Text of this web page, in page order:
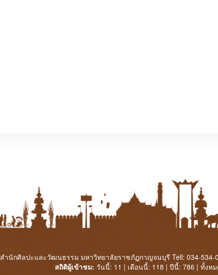
สำนักศิลปะและวัฒนธรรม มหาวิทยาลัยราชภัฏกาญจนบุรี Tell: 034-534-
สถิติผู้เข้าชม: วันนี้: 11 | เดือนนี้: 118 | ปีนี้: 786 | ทั้งห